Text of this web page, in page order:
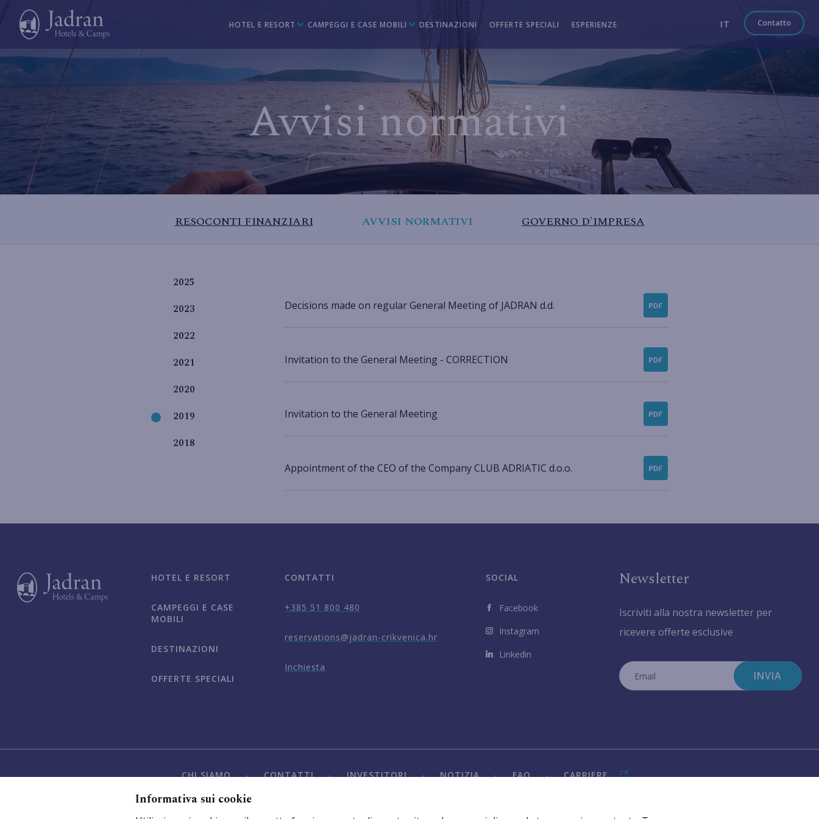
HOTEL E RESORT CAMPEGGI E CASE MOBILI DESTINAZIONI OFFERTE SPECIALI ESPERIENZE IT Contatto
Avvisi normativi
RESOCONTI FINANZIARI AVVISI NORMATIVI GOVERNO D'IMPRESA
2025
2023
2022
2021
2020
2019
2018
Decisions made on regular General Meeting of JADRAN d.d.
Invitation to the General Meeting - CORRECTION
Invitation to the General Meeting
Appointment of the CEO of the Company CLUB ADRIATIC d.o.o.
HOTEL E RESORT
CAMPEGGI E CASE
MOBILI
DESTINAZIONI
OFFERTE SPECIALI
CONTATTI
+385 51 800 480
reservations@jadran-crikvenica.hr
Inchiesta
SOCIAL
Facebook
Instagram
Linkedin
Newsletter
Iscriviti alla nostra newsletter per
ricevere offerte esclusive
INVIA
CHI SIAMO CONTATTI INVESTITORI NOTIZIA FAQ CARRIERE
Informativa sui cookie